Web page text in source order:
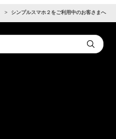
シンプルスマホ２をご利用中のお客さまへ
Submit